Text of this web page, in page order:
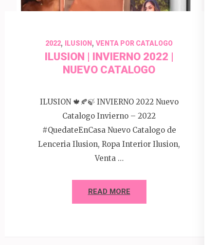
2022, ILUSION , VENTA POR CATALOGO
ILUSION | INVIERNO 2022 |
NUEVO CATALOGO
ILUSION 🍁🍂🍃 INVIERNO 2022 Nuevo
Catalogo Invierno – 2022
#QuedateEnCasa Nuevo Catalogo de
Lenceria Ilusion, Ropa Interior Ilusion,
Venta …
READ MORE